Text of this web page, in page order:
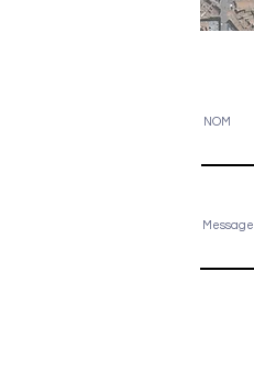
NOM
Message